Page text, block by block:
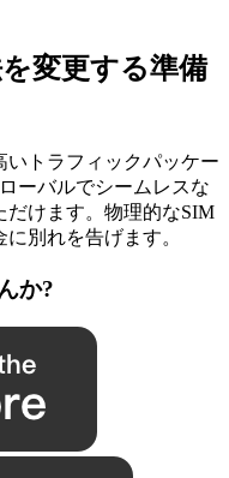
変更する準備
トラフィックパッケー
ーバルでシームレスな
だけます。物理的なSIM
別れを告げます。
か?